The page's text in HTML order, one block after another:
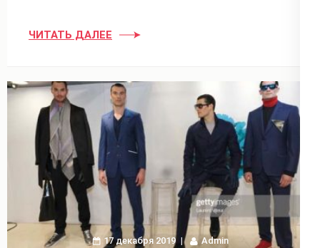
ЧИТАТЬ ДАЛЕЕ
17 декабря 2019 Admin